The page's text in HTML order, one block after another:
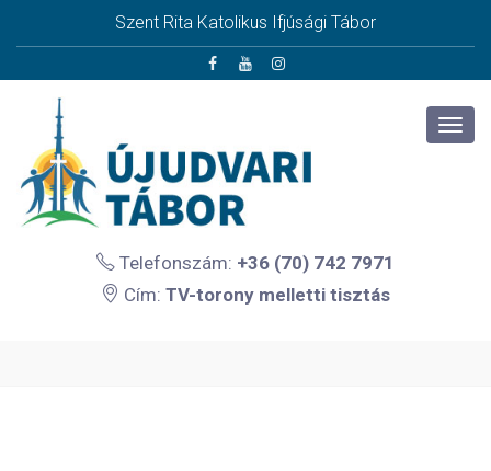
Szent Rita Katolikus Ifjúsági Tábor
Telefonszám: +36 (70) 742 7971
Cím: TV-torony melletti tisztás